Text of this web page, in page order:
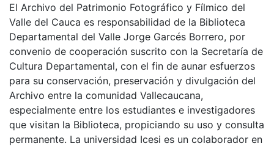
El Archivo del Patrimonio Fotográfico y Fílmico del
Valle del Cauca es responsabilidad de la Biblioteca
Departamental del Valle Jorge Garcés Borrero, por
convenio de cooperación suscrito con la Secretaría de
Cultura Departamental, con el fin de aunar esfuerzos
para su conservación, preservación y divulgación del
Archivo entre la comunidad Vallecaucana,
especialmente entre los estudiantes e investigadores
que visitan la Biblioteca, propiciando su uso y consulta
permanente. La universidad Icesi es un colaborador en